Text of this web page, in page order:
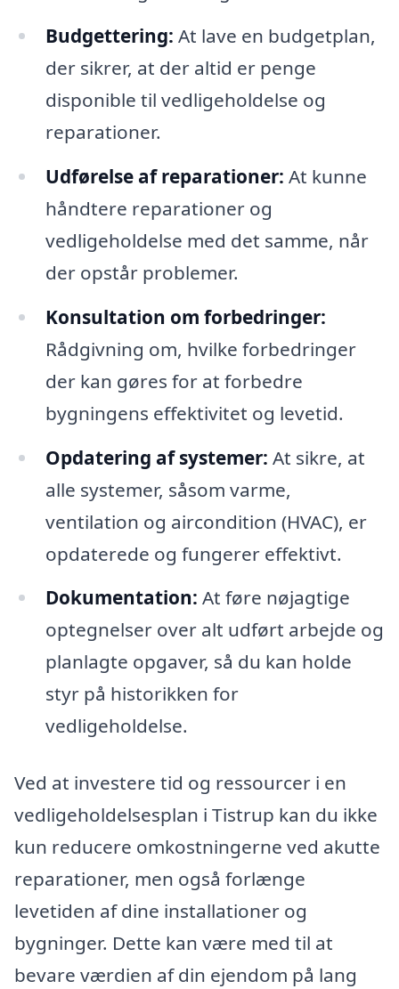
Budgettering: At lave en budgetplan,
der sikrer, at der altid er penge
disponible til vedligeholdelse og
reparationer.
Udførelse af reparationer: At kunne
håndtere reparationer og
vedligeholdelse med det samme, når
der opstår problemer.
Konsultation om forbedringer:
Rådgivning om, hvilke forbedringer
der kan gøres for at forbedre
bygningens effektivitet og levetid.
Opdatering af systemer: At sikre, at
alle systemer, såsom varme,
ventilation og aircondition (HVAC), er
opdaterede og fungerer effektivt.
Dokumentation: At føre nøjagtige
optegnelser over alt udført arbejde og
planlagte opgaver, så du kan holde
styr på historikken for
vedligeholdelse.
Ved at investere tid og ressourcer i en
vedligeholdelsesplan i Tistrup kan du ikke
kun reducere omkostningerne ved akutte
reparationer, men også forlænge
levetiden af dine installationer og
bygninger. Dette kan være med til at
bevare værdien af din ejendom på lang